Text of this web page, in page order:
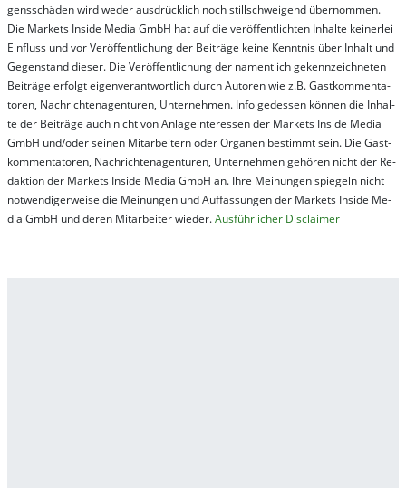
gens­schä­den wird we­der aus­drück­lich noch stil­lschwei­gend über­nom­men.
Die Mar­kets In­side Me­dia GmbH hat auf die ver­öf­fent­lich­ten In­hal­te kei­ner­lei
Ein­fluss und vor Ver­öf­fent­lich­ung der Bei­trä­ge kei­ne Ken­nt­nis über In­halt und
Ge­gen­stand die­ser. Die Ver­öf­fent­lich­ung der na­ment­lich ge­kenn­zeich­net­en
Bei­trä­ge er­folgt ei­gen­ver­ant­wort­lich durch Au­tor­en wie z.B. Gast­kom­men­ta­
tor­en, Nach­richt­en­ag­en­tur­en, Un­ter­neh­men. In­fol­ge­des­sen kön­nen die In­hal­
te der Bei­trä­ge auch nicht von An­la­ge­in­te­res­sen der Mar­kets In­side Me­dia
GmbH und/oder sei­nen Mit­ar­bei­tern oder Or­ga­nen be­stim­mt sein. Die Gast­
kom­men­ta­tor­en, Nach­rich­ten­ag­en­tur­en, Un­ter­neh­men ge­hör­en nicht der Re­
dak­tion der Mar­kets In­side Me­dia GmbH an. Ihre Mei­nung­en spie­geln nicht
not­wen­di­ger­wei­se die Mei­nung­en und Auf­fas­sung­en der Mar­kets In­side Me­
dia GmbH und de­ren Mit­ar­bei­ter wie­der.Aus­führ­lich­er Dis­clai­mer